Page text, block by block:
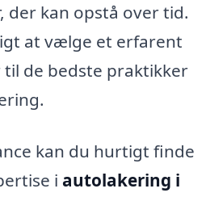
der kan opstå over tid.
at vælge et erfarent
de bedste praktikker
kan du hurtigt finde
i autolakering i